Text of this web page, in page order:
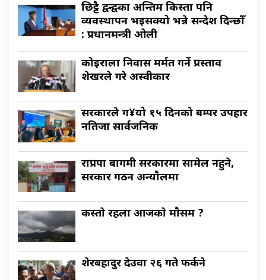
छिट्टै द्वन्द्वका अन्तिम किस्ता पनि
व्यवस्थापन भइसक्यो भन्ने सन्देश दिन्छौँ
: प्रधानमन्त्री ओली
कोइराला निवास मर्मत गर्ने प्रस्ताव
शेखरले गरे अस्वीकार
सरकारले ग¥यो १५ दिनको बम्पर उपहार
नतिजा सार्वजनिक
राप्रपा बागमी सरकारमा सामेल नहुने,
सरकार गठन अन्याैलमा
कस्ताे रहला आजकाे माैसम ?
शेरबहादुर देउवा २६ गते फर्कने